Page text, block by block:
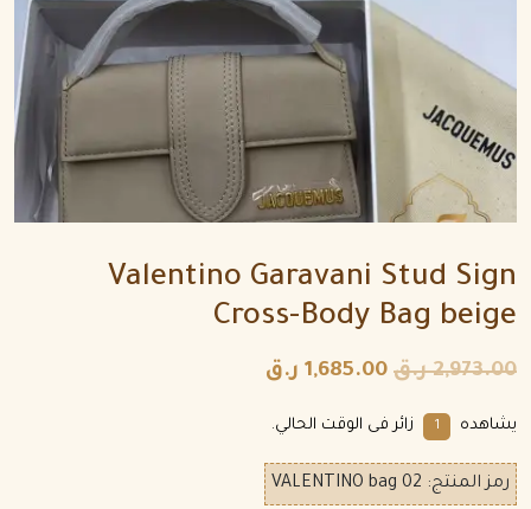
Valentino Garavani Stud Sign
Cross-Body Bag beige
2,973.00 ر.ق 1,685.00 ر.ق
يشاهده 9 زائر فى الوقت الحالي.
رمز المنتج: VALENTINO bag 02